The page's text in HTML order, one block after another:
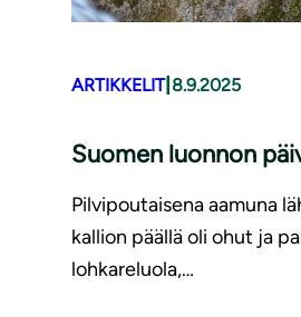
ARTIKKELIT| 8.9.2025
Suomen luonnon
Pilvipoutaisena aamuna
kallion päällä oli ohut ja
lohkareluola,…